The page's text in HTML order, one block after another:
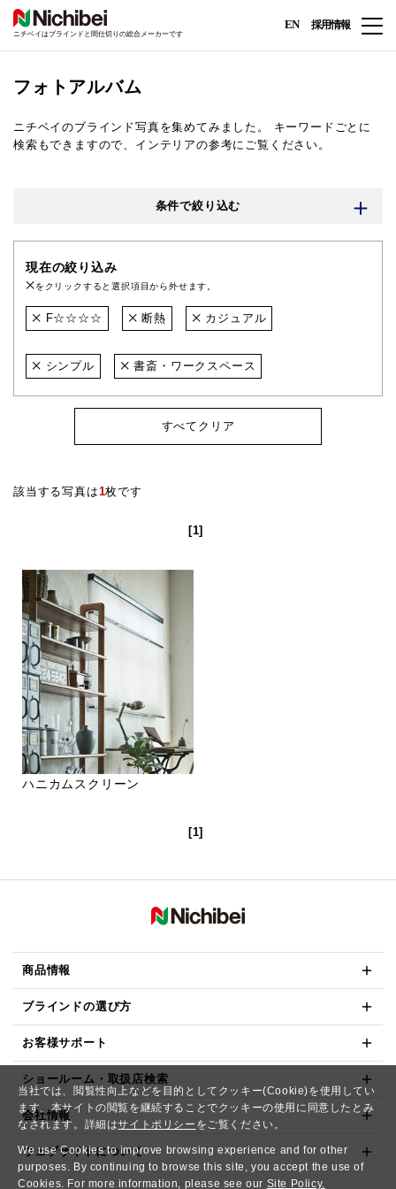
当社では、閲覧性向上などを目的としてクッキー(Cookie)を使用してい
ます。本サイトの閲覧を継続することでクッキーの使用に同意したとみ
なされます。詳細はサイトポリシー をご覧ください。
We use Cookies to improve browsing experience and for other
purposes. By continuing to browse this site, you accept the use of
Cookies. For more information, please see our Site Policy.
ニチベイはブラインドと間仕切りの総合メーカーです
EN 採用情報
フォトアルバム
ニチベイのブラインド写真を集めてみました。
キーワードごとに
検索もできますので、インテリアの参考にご覧ください。
条件で絞り込む
現在の絞り込み
をクリックすると選択項目から外せます。
F☆☆☆☆ 断熱 カジュアル
シンプル 書斎・ワークスペース
すべてクリア
該当する写真は1枚です
[1]
ハニカムスクリーン
[1]
商品情報
ブラインドの選び方
お客様サポート
ショールーム・取扱店検索
会社情報
ウェブサイトについて